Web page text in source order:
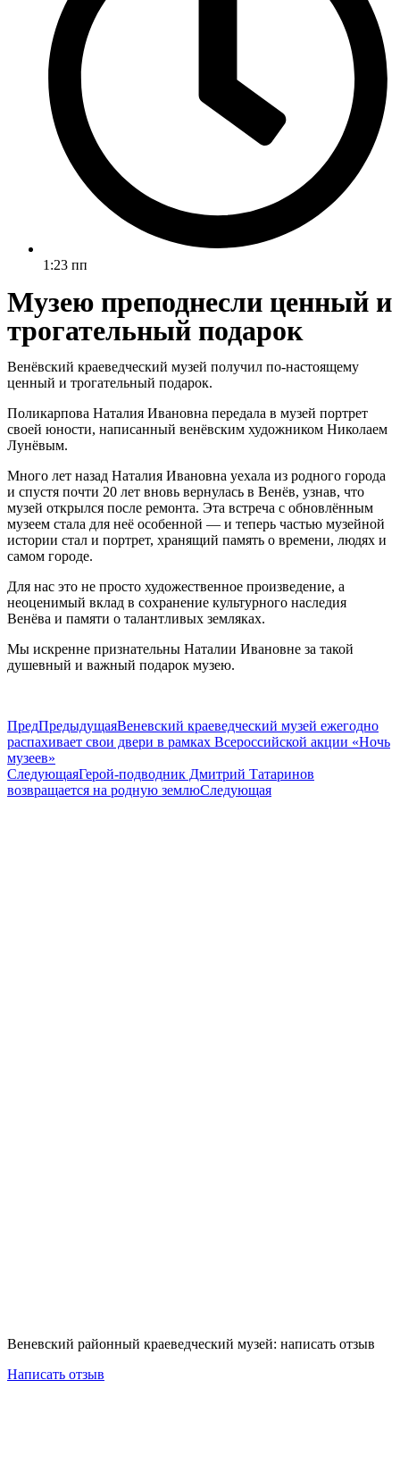
1:23 пп
Музею преподнесли ценный и
трогательный подарок
Венёвский краеведческий музей получил по-настоящему
ценный и трогательный подарок.
Поликарпова Наталия Ивановна передала в музей портрет
своей юности, написанный венёвским художником Николаем
Лунёвым.
Много лет назад Наталия Ивановна уехала из родного города
и спустя почти 20 лет вновь вернулась в Венёв, узнав, что
музей открылся после ремонта. Эта встреча с обновлённым
музеем стала для неё особенной — и теперь частью музейной
истории стал и портрет, хранящий память о времени, людях и
самом городе.
Для нас это не просто художественное произведение, а
неоценимый вклад в сохранение культурного наследия
Венёва и памяти о талантливых земляках.
Мы искренне признательны Наталии Ивановне за такой
душевный и важный подарок музею.
ПредПредыдущаяВеневский краеведческий музей ежегодно
распахивает свои двери в рамках Всероссийской акции «Ночь
музеев»
СледующаяГерой-подводник Дмитрий Татаринов
возвращается на родную землюСледующая
Веневский районный краеведческий музей: написать отзыв
Написать отзыв